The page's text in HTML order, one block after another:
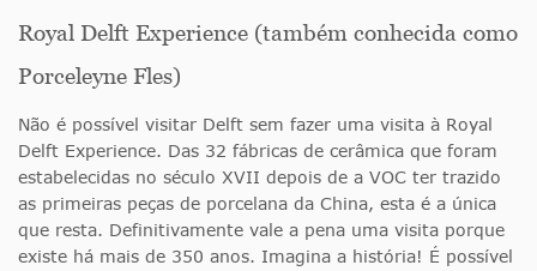
Royal Delft Experience (também conhecida como
Porceleyne Fles)
Não é possível visitar Delft sem fazer uma visita à Royal
Delft Experience. Das 32 fábricas de cerâmica que foram
estabelecidas no século XVII depois de a VOC ter trazido
as primeiras peças de porcelana da China, esta é a única
que resta. Definitivamente vale a pena uma visita porque
existe há mais de 350 anos. Imagina a história! É possível